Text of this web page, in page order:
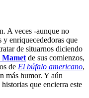
A veces -aunque no
y enriquecededoras que
de situarnos diciendo
Mamet de sus comienzos,
de El búfalo americano,
más humor. Y aún
que encierra este